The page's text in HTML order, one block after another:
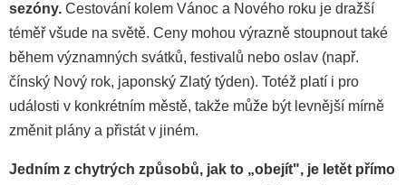
sezóny. Cestování kolem Vánoc a Nového roku je dražší
téměř všude na světě. Ceny mohou výrazně stoupnout také
během významných svátků, festivalů nebo oslav (např.
čínský Nový rok, japonský Zlatý týden). Totéž platí i pro
události v konkrétním městě, takže může být levnější mírně
změnit plány a přistát v jiném.
Jedním z chytrých způsobů, jak to „obejít", je letět přímo